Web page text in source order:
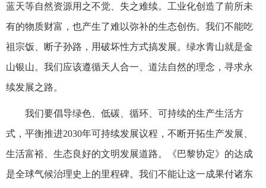
蓝天等自然资源用之不觉、失之难续。工业化创造了前所未
有的物质财富，也产生了难以弥补的生态创伤。我们不能吃
祖宗饭、断子孙路，用破坏性方式搞发展。绿水青山就是金
山银山。我们应该遵循天人合一、道法自然的理念，寻求永
续发展之路。
我们要倡导绿色、低碳、循环、可持续的生产生活方
式，平衡推进2030年可持续发展议程，不断开拓生产发展、
生活富裕、生态良好的文明发展道路。《巴黎协定》的达成
是全球气候治理史上的里程碑。我们不能让这一成果付诸东